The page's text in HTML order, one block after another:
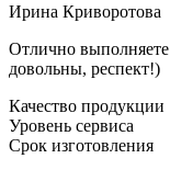
Ирина Криворотова
Отлично выполняете
довольны, респект!)
Качество продукции
Уровень сервиса
Срок изготовления